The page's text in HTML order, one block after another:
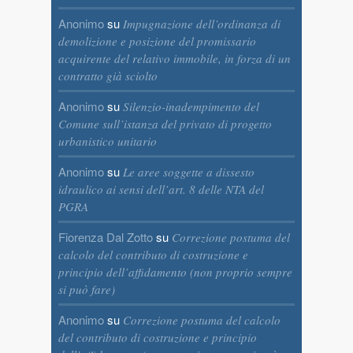
Anonimosu Impugnazione dell’ordinanza di
demolizione e posizione del promissario
acquirente del relativo immobile, in forza di un
contratto già sciolto
Anonimosu Silenzio-inadempimento del
Comune sull’istanza del privato di progetto
urbanistico unitario
Anonimosu Le aree soggette a dissesto
idraulico ai sensi dell’art. 8 delle NTA del
PGRA
Fiorenza Dal Zottosu Correzione postuma del
calcolo del contributo di costruzione e
principio dell’affidamento (non proprio sempre
si può fare)
Anonimosu Correzione postuma del calcolo
del contributo di costruzione e principio